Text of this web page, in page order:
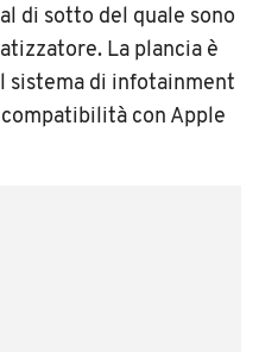
di sotto del quale sono
La plancia è
sistema di infotainment
con Apple